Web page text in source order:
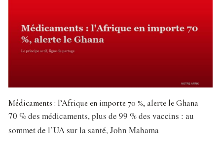
Médicaments : l’Afrique en importe 70 %, alerte le Ghana
70 % des médicaments, plus de 99 % des vaccins : au
sommet de l’UA sur la santé, John Mahama